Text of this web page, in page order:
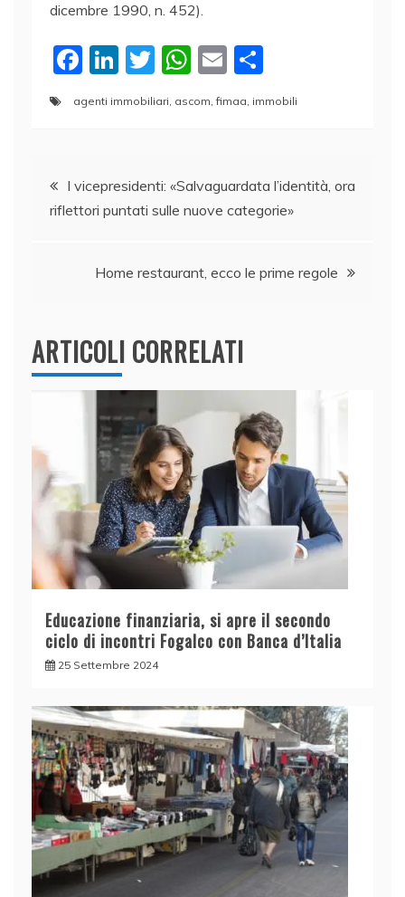
dicembre 1990, n. 452).
F
c
b
o
k
Li
dI
n
T
w
itt
W
at
A
p
E
ai
vi
di
agenti immobiliari, ascom,fimaa, immobili
Navigazione
articoli
I vicepresidenti: «Salvaguardata l’identità, ora
riflettori puntati sulle nuove categorie»
Home restaurant, ecco le prime regole
ARTICOLI CORRELATI
Educazione finanziaria, si apre il secondo
ciclo di incontri Fogalco con Banca d’Italia
25 Settembre 2024